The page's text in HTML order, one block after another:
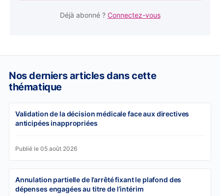
Déjà abonné ? Connectez-vous
Nos derniers articles dans cette
thématique
Validation de la décision médicale face aux directives
anticipées inappropriées
Publié le 05 août 2026
Annulation partielle de l’arrêté fixant le plafond des
dépenses engagées au titre de l’intérim